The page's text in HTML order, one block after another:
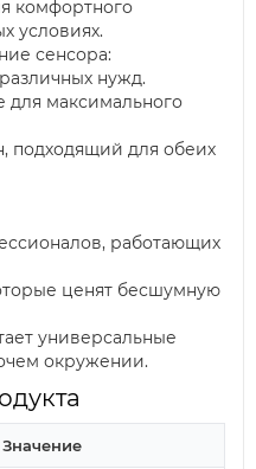
комфортного
условиях.
сенсора:
нужд.
максимального
подходящий для обеих
работающих
ценят бесшумную
универсальные
окружении.
Значение